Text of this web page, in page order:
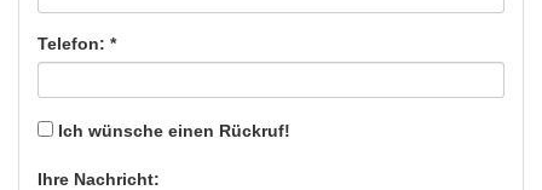
Telefon: *
Ich wünsche einen Rückruf!
Ihre Nachricht: